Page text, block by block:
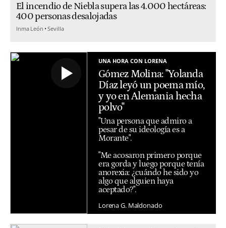
El incendio de Niebla supera las 4.000 hectáreas:
400 personas desalojadas
Inma León Sevilla
UNA HORA CON LORENA
Gómez Molina: "Yolanda
Díaz leyó un poema mío,
y yo en Alemania hecha
polvo"
"Una persona que admiro a
pesar de su ideología es a
Morante".
"Me acosaron primero porque
era gorda y luego porque tenía
anorexia: ¿cuándo he sido yo
algo que alguien haya
aceptado?".
Lorena G. Maldonado